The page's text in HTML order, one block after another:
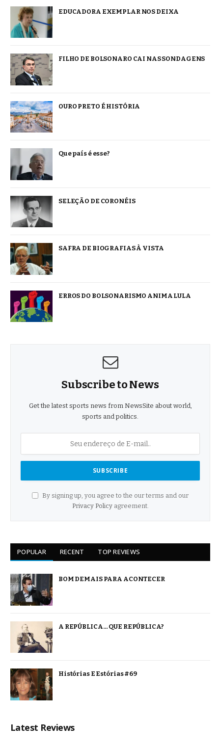
EDUCADORA EXEMPLAR NOS DEIXA
FILHO DE BOLSONARO CAI NAS SONDAGENS
OURO PRETO É HISTÓRIA
Que país é esse?
SELEÇÃO DE CORONÉIS
SAFRA DE BIOGRAFIAS À VISTA
ERROS DO BOLSONARISMO ANIMA LULA
Subscribe to News
Get the latest sports news from NewsSite about world,
sports and politics.
By signing up, you agree to the our terms and our
Privacy Policyagreement.
POPULAR RECENT TOP REVIEWS
BOM DEMAIS PARA ACONTECER
A REPÚBLICA… QUE REPÚBLICA?
Histórias E Estórias #69
Latest Reviews